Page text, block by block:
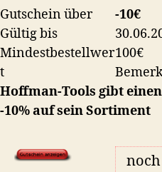
Gutschein über
-10€
Gültig bis
Mindestbestellwer
t
100€
Hoffman-Tools gibt
-10% auf sein Sortiment